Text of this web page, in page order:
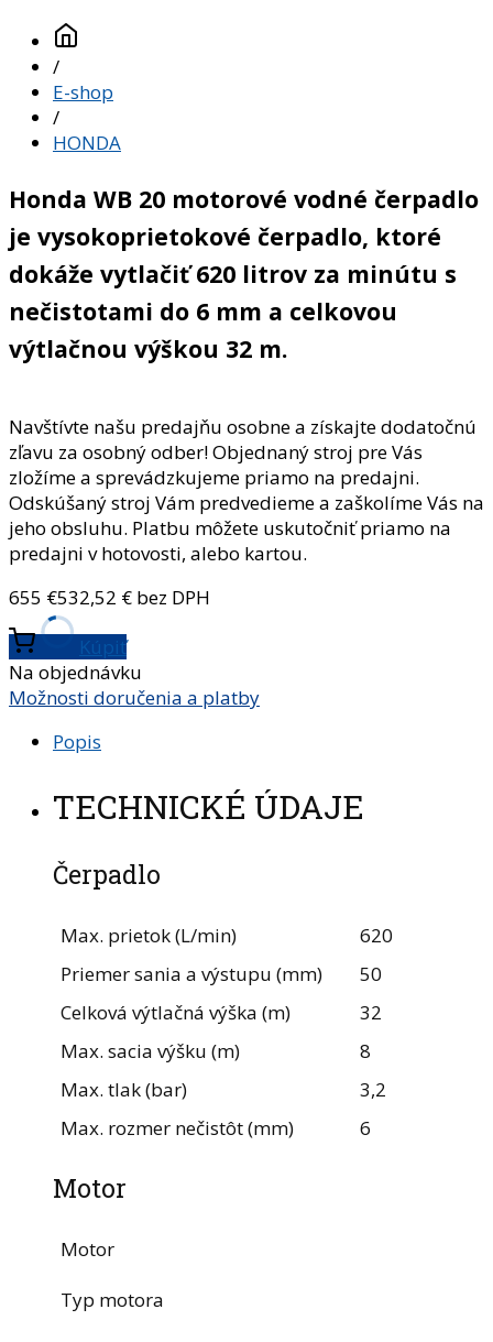
/
E-shop
/
HONDA
Honda WB 20 motorové vodné čerpadlo
je vysokoprietokové čerpadlo, ktoré
dokáže vytlačiť 620 litrov za minútu s
nečistotami do 6 mm a celkovou
výtlačnou výškou 32 m.
Navštívte našu predajňu osobne a získajte dodatočnú
zľavu za osobný odber! Objednaný stroj pre Vás
zložíme a sprevádzkujeme priamo na predajni.
Odskúšaný stroj Vám predvedieme a zaškolíme Vás na
jeho obsluhu. Platbu môžete uskutočniť priamo na
predajni v hotovosti, alebo kartou.
655 €532,52 € bez DPH
Kúpiť
Na objednávku
Možnosti doručenia a platby
Popis
TECHNICKÉ ÚDAJE
Čerpadlo
Max. prietok (L/min)
620
Priemer sania a výstupu (mm)
50
Celková výtlačná výška (m)
32
Max. sacia výšku (m)
8
Max. tlak (bar)
3,2
Max. rozmer nečistôt (mm)
6
Motor
Motor
Typ motora